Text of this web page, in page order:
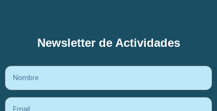
Newsletter de Actividades